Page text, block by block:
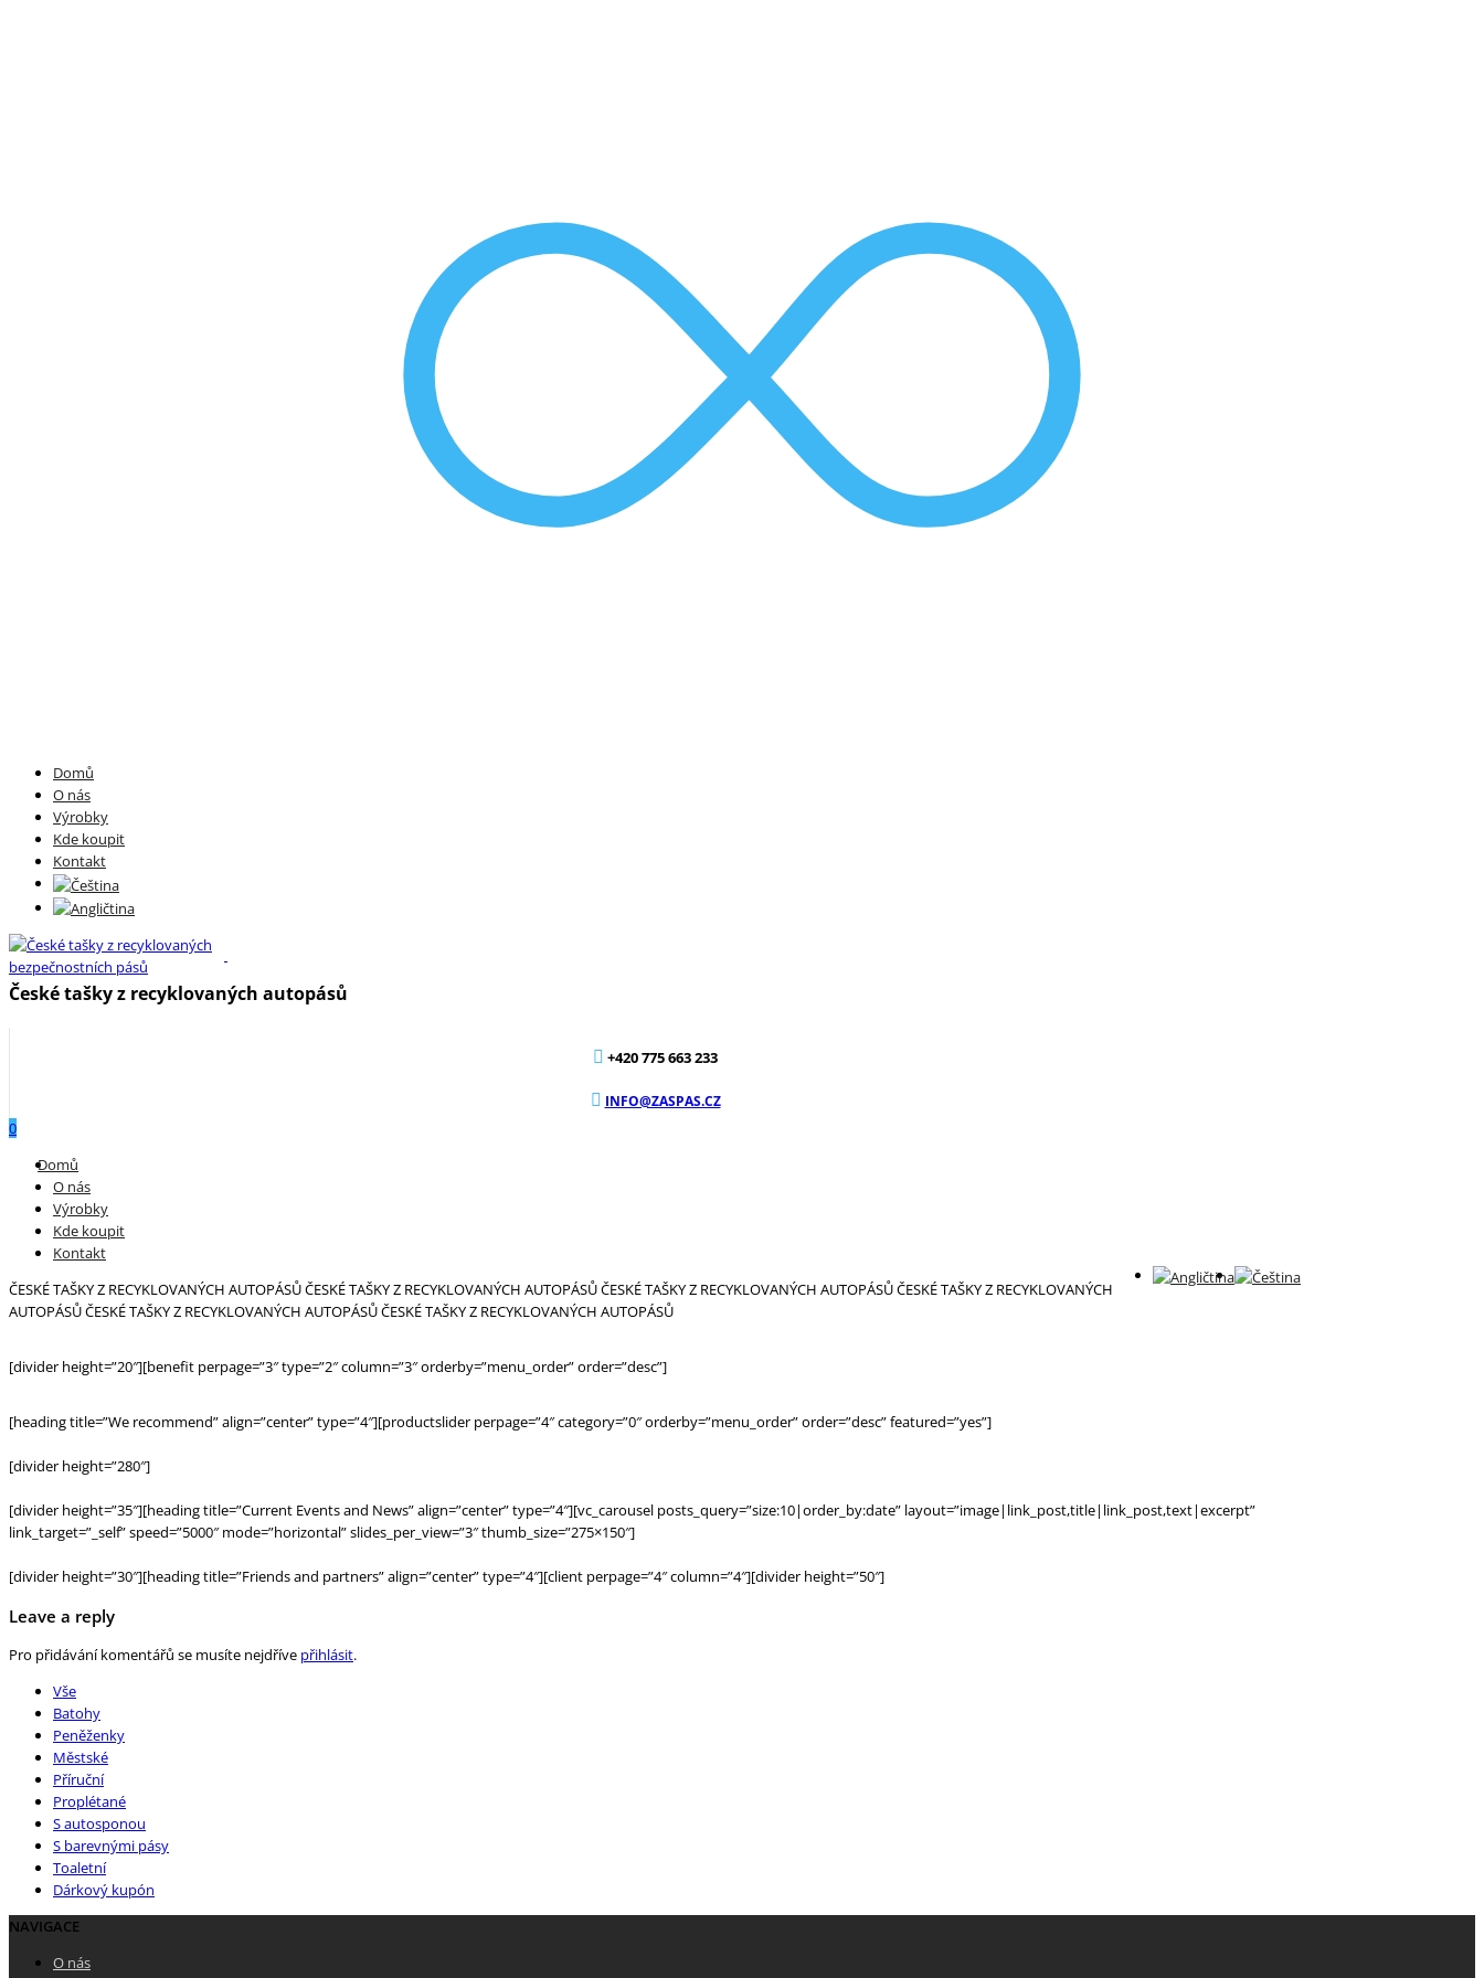
Domů
O nás
Výrobky
Kde koupit
Kontakt
České tašky z recyklovaných autopásů
+420 775 663 233
INFO@ZASPAS.CZ
0
Domů
O nás
Výrobky
Kde koupit
Kontakt
ČESKÉ TAŠKY Z RECYKLOVANÝCH AUTOPÁSŮČESKÉ TAŠKY Z RECYKLOVANÝCH AUTOPÁSŮČESKÉ TAŠKY Z RECYKLOVANÝCH AUTOPÁSŮČESKÉ TAŠKY Z RECYKLOVANÝCH
AUTOPÁSŮČESKÉ TAŠKY Z RECYKLOVANÝCH AUTOPÁSŮČESKÉ TAŠKY Z RECYKLOVANÝCH AUTOPÁSŮ
[divider height=”20″][benefit perpage=”3″ type=”2″ column=”3″ orderby=”menu_order” order=”desc”]
[heading title=”We recommend” align=”center” type=”4″][productslider perpage=”4″ category=”0″ orderby=”menu_order” order=”desc” featured=”yes”]
[divider height=”280″]
[divider height=”35″][heading title=”Current Events and News” align=”center” type=”4″][vc_carousel posts_query=”size:10|order_by:date” layout=”image|link_post,title|link_post,text|excerpt”
link_target=”_self” speed=”5000″ mode=”horizontal” slides_per_view=”3″ thumb_size=”275×150″]
[divider height=”30″][heading title=”Friends and partners” align=”center” type=”4″][client perpage=”4″ column=”4″][divider height=”50″]
Leave a reply
Pro přidávání komentářů se musíte nejdříve přihlásit.
Vše
Batohy
Peněženky
Městské
Příruční
Proplétané
S autosponou
S barevnými pásy
Toaletní
Dárkový kupón
NAVIGACE
O nás